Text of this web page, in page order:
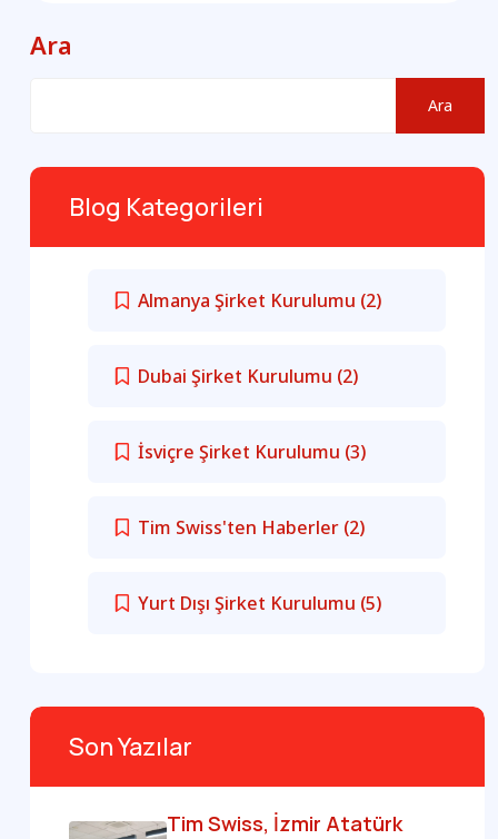
Ara
Ara
Blog Kategorileri
Almanya Şirket Kurulumu (2)
Dubai Şirket Kurulumu (2)
İsviçre Şirket Kurulumu (3)
Tim Swiss'ten Haberler (2)
Yurt Dışı Şirket Kurulumu (5)
Son Yazılar
Tim Swiss, İzmir Atatürk